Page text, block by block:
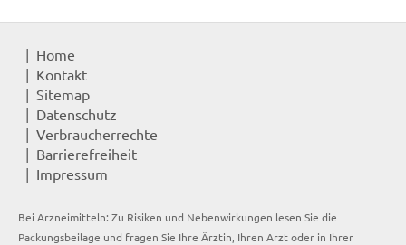
Home
Kontakt
Sitemap
Datenschutz
Verbraucherrechte
Barrierefreiheit
Impressum
Bei Arzneimitteln: Zu Risiken und Nebenwirkungen lesen Sie die
Packungsbeilage und fragen Sie Ihre Ärztin, Ihren Arzt oder in Ihrer